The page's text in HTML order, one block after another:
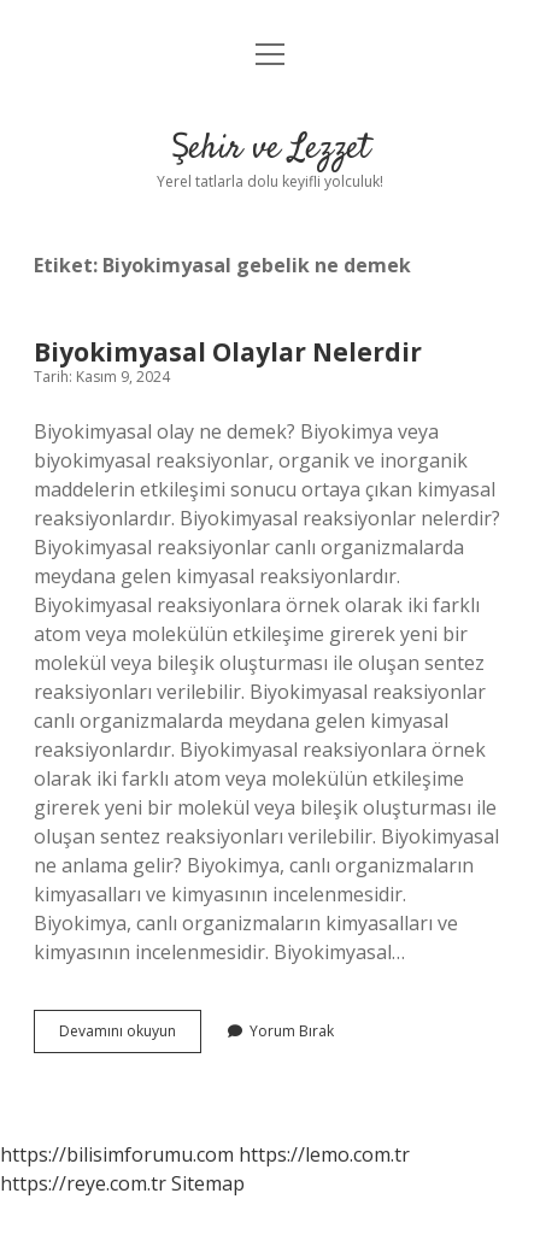
Anasayfa
Yasal Uyarı
menüyü
Şehir ve Lezzet
Yerel tatlarla dolu keyifli yolculuk!
Etiket: Biyokimyasal gebelik ne demek
Biyokimyasal Olaylar Nelerdir
Tarih: Kasım 9, 2024
Biyokimyasal olay ne demek? Biyokimya veya
biyokimyasal reaksiyonlar, organik ve inorganik
maddelerin etkileşimi sonucu ortaya çıkan kimyasal
reaksiyonlardır. Biyokimyasal reaksiyonlar nelerdir?
Biyokimyasal reaksiyonlar canlı organizmalarda
meydana gelen kimyasal reaksiyonlardır.
Biyokimyasal reaksiyonlara örnek olarak iki farklı
atom veya molekülün etkileşime girerek yeni bir
molekül veya bileşik oluşturması ile oluşan sentez
reaksiyonları verilebilir. Biyokimyasal reaksiyonlar
canlı organizmalarda meydana gelen kimyasal
reaksiyonlardır. Biyokimyasal reaksiyonlara örnek
olarak iki farklı atom veya molekülün etkileşime
girerek yeni bir molekül veya bileşik oluşturması ile
oluşan sentez reaksiyonları verilebilir. Biyokimyasal
ne anlama gelir? Biyokimya, canlı organizmaların
kimyasalları ve kimyasının incelenmesidir.
Biyokimya, canlı organizmaların kimyasalları ve
kimyasının incelenmesidir. Biyokimyasal…
Devamını okuyun Biyokimyasal
Olaylar
Yorum Bırak
https://bilisimforumu.com https://lemo.com.tr
https://reye.com.trSitemap